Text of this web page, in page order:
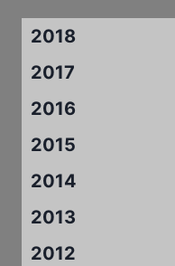
2018
2017
2016
2015
2014
2013
2012